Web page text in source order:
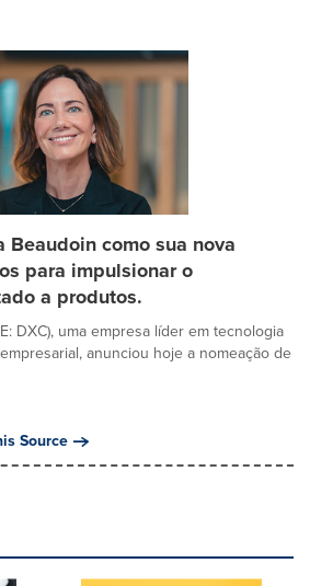
Beaudoin como sua nova
para impulsionar o
a produtos.
DXC), uma empresa líder em tecnologia
anunciou hoje a nomeação de
Source